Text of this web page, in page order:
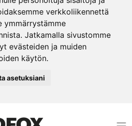
verkkoliikennettä
ymmärrystämme
Jatkamalla sivustomme
evästeiden ja muiden
käytön.
asetuksiani